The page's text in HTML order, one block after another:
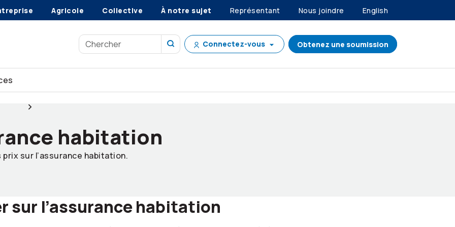
Agricole Collective À notre sujet Représentant Nous joindre English
Connectez-vous Obtenez une soumission
habitation
sur l’assurance habitation.
sur l’assurance habitation